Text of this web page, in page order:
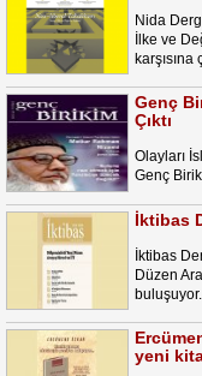
Nida
İlke ve
karşısına
Genç
Çıktı
Olayları
Genç
İktibas
İktibas
Düzen
buluşuyor.
yeni